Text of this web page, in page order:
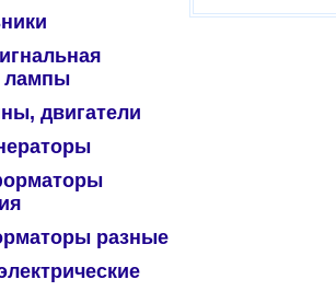
лампы
двигатели
разные